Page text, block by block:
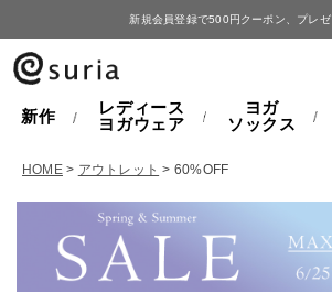
新規会員登録で500円クーポン、プレゼ
新作
レディース
ヨガウェア
ヨガ
ソックス
HOME アウトレット 60%OFF